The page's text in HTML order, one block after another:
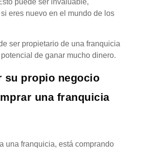
puede ser invaluable,
eres nuevo en el mundo de los
ser propietario de una franquicia
de ganar mucho dinero.
su propio negocio
una franquicia
una franquicia, está comprando